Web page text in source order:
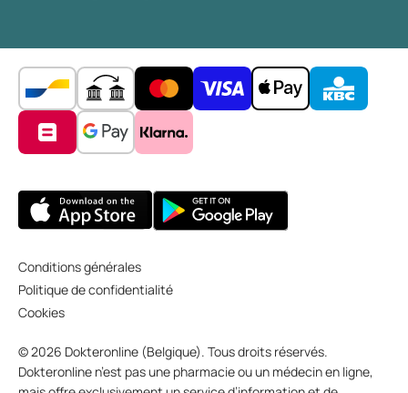
Conditions générales
Politique de confidentialité
Cookies
© 2026 Dokteronline (Belgique). Tous droits réservés.
Dokteronline n’est pas une pharmacie ou un médecin en ligne,